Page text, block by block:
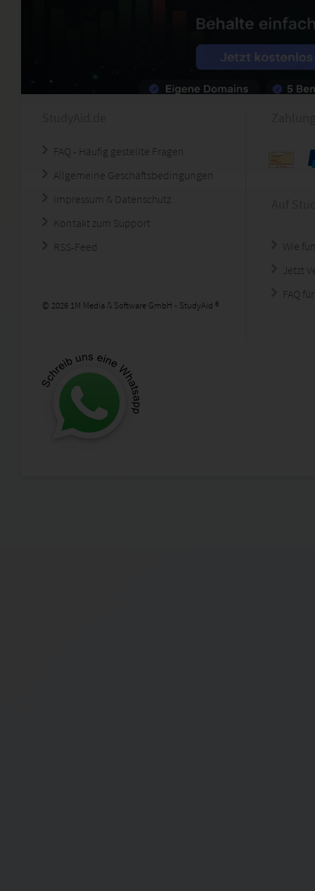
FAQ - Häufig gestellte Fragen
Allgemeine Geschäftsbedingungen
Impressum & Datenschutz
Kontakt zum Support
RSS-Feed
© 2026 1M Media & Software GmbH - StudyAid ®
Wie
Jetzt
FAQ